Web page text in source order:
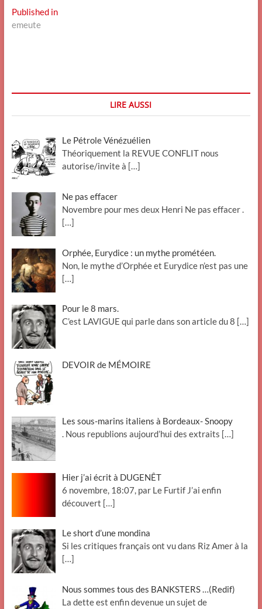
Navigation
de
Published in
emeute
LIRE AUSSI
Le Pétrole Vénézuélien
Théoriquement la REVUE CONFLIT nous
autorise/invite à […]
Ne pas effacer
Novembre pour mes deux Henri Ne pas effacer .
[…]
Orphée, Eurydice : un mythe prométéen.
Non, le mythe d’Orphée et Eurydice n’est pas une
[…]
Pour le 8 mars.
C’est LAVIGUE qui parle dans son article du 8 […]
DEVOIR de MÉMOIRE
Les sous-marins italiens à Bordeaux- Snoopy
. Nous republions aujourd’hui des extraits […]
Hier j’ai écrit à DUGENÊT
6 novembre, 18:07, par Le Furtif J’ai enfin
découvert […]
Le short d’une mondina
Si les critiques français ont vu dans Riz Amer à la
[…]
Nous sommes tous des BANKSTERS …(Redif)
La dette est enfin devenue un sujet de